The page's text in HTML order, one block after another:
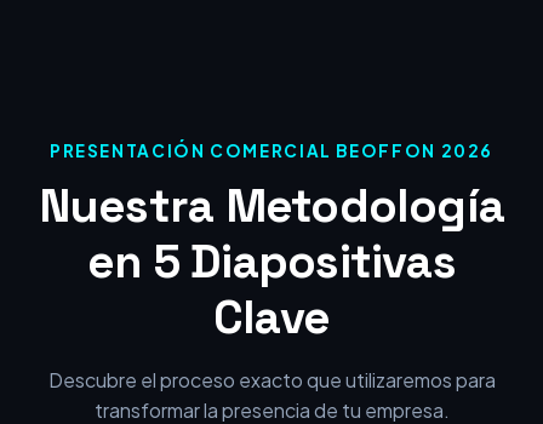
PRESENTACIÓN COMERCIAL BEOFFON 2026
Nuestra Metodología
en 5 Diapositivas
Clave
Descubre el proceso exacto que utilizaremos para
transformar la presencia de tu empresa.